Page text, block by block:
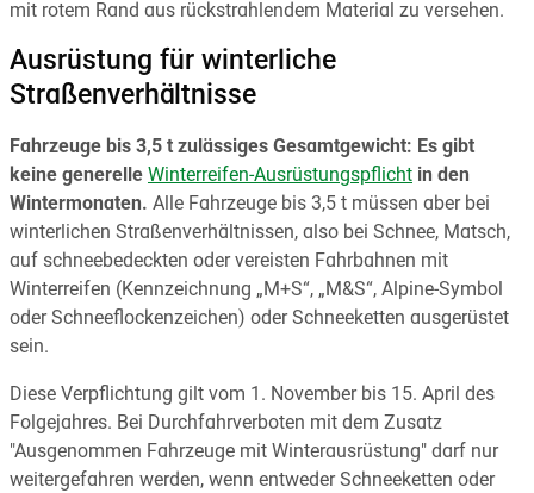
mit rotem Rand aus rückstrahlendem Material zu versehen.
Ausrüstung für winterliche
Straßenverhältnisse
Fahrzeuge bis 3,5 t zulässiges Gesamtgewicht: Es gibt
keine generelle Winterreifen-Ausrüstungspflicht in den
Wintermonaten. Alle Fahrzeuge bis 3,5 t müssen aber bei
winterlichen Straßenverhältnissen, also bei Schnee, Matsch,
auf schneebedeckten oder vereisten Fahrbahnen mit
Winterreifen (Kennzeichnung „M+S“, „M&S“, Alpine-Symbol
oder Schneeflockenzeichen) oder Schneeketten ausgerüstet
sein.
Diese Verpflichtung gilt vom 1. November bis 15. April des
Folgejahres. Bei Durchfahrverboten mit dem Zusatz
"Ausgenommen Fahrzeuge mit Winterausrüstung" darf nur
weitergefahren werden, wenn entweder Schneeketten oder